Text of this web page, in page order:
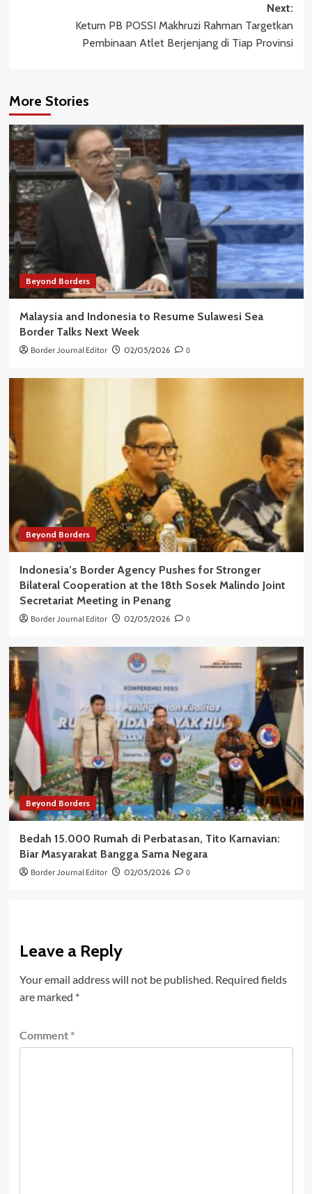
Next:
Ketum PB POSSI Makhruzi Rahman Targetkan
Pembinaan Atlet Berjenjang di Tiap Provinsi
More Stories
Beyond Borders
Malaysia and Indonesia to Resume Sulawesi Sea
Border Talks Next Week
Border Journal Editor 02/05/2026 0
Beyond Borders
Indonesia’s Border Agency Pushes for Stronger
Bilateral Cooperation at the 18th Sosek Malindo Joint
Secretariat Meeting in Penang
Border Journal Editor 02/05/2026 0
Beyond Borders
Bedah 15.000 Rumah di Perbatasan, Tito Karnavian:
Biar Masyarakat Bangga Sama Negara
Border Journal Editor 02/05/2026 0
Leave a Reply
Your email address will not be published. Required fields
are marked *
Comment *